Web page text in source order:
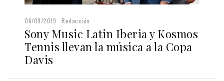
06/09/2019 Redacción
Sony Music Latin Iberia y Kosmos
Tennis llevan la música a la Copa
Davis